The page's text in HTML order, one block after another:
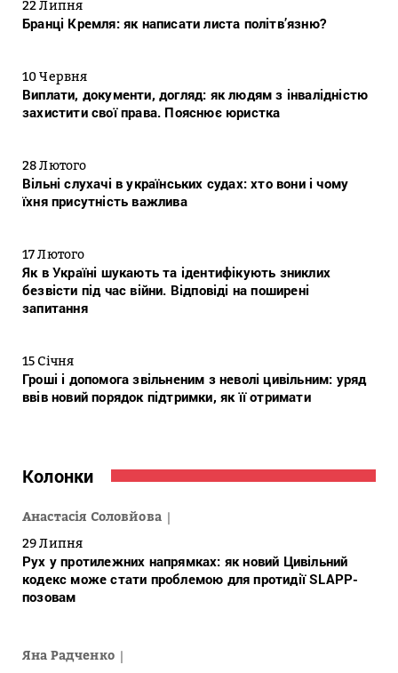
22 Липня
Бранці Кремля: як написати листа політв’язню?
10 Червня
Виплати, документи, догляд: як людям з інвалідністю
захистити свої права. Пояснює юристка
28 Лютого
Вільні слухачі в українських судах: хто вони і чому
їхня присутність важлива
17 Лютого
Як в Україні шукають та ідентифікують зниклих
безвісти під час війни. Відповіді на поширені
запитання
15 Січня
Гроші і допомога звільненим з неволі цивільним: уряд
ввів новий порядок підтримки, як її отримати
Колонки
Анастасія Соловйова
29 Липня
Рух у протилежних напрямках: як новий Цивільний
кодекс може стати проблемою для протидії SLAPP-
позовам
Яна Радченко